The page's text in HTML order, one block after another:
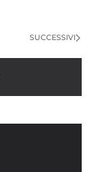
SUCCESSIVI